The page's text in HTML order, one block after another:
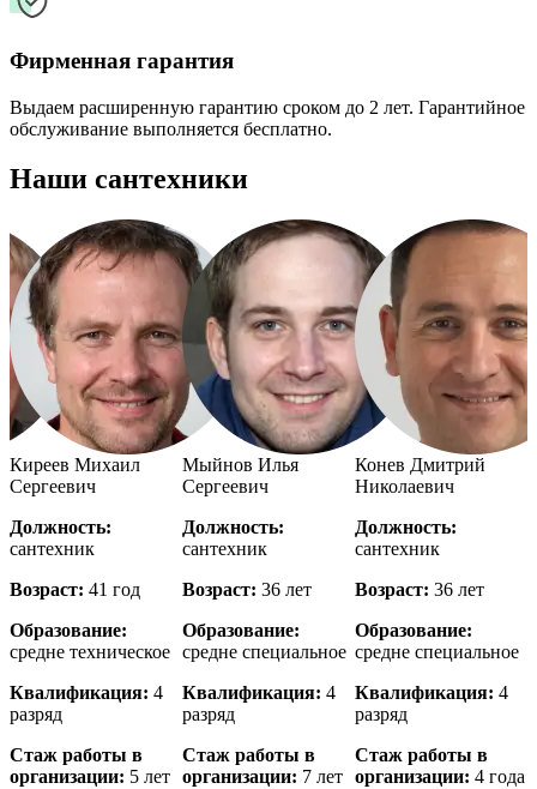
Фирменная гарантия
Выдаем расширенную гарантию сроком до 2 лет. Гарантийное
обслуживание выполняется бесплатно.
Наши сантехники
Киреев Михаил
Сергеевич
Должность:
сантехник
Возраст: 41 год
Образование:
средне техническое
Квалификация: 4
разряд
Стаж работы в
организации: 5 лет
Мыйнов Илья
Сергеевич
Должность:
сантехник
Возраст: 36 лет
Образование:
средне специальное
Квалификация: 4
разряд
Стаж работы в
организации: 7 лет
Конев Дмитрий
Николаевич
Должность:
сантехник
Возраст: 36 лет
Образование:
средне специальное
Квалификация: 4
разряд
Стаж работы в
организации: 4 года